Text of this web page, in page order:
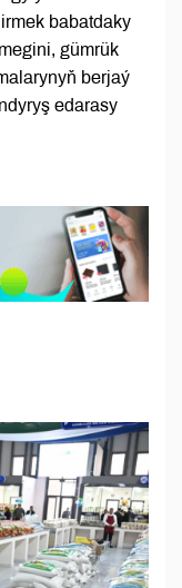
babatdaky
gümrük
berjaý
edarasy